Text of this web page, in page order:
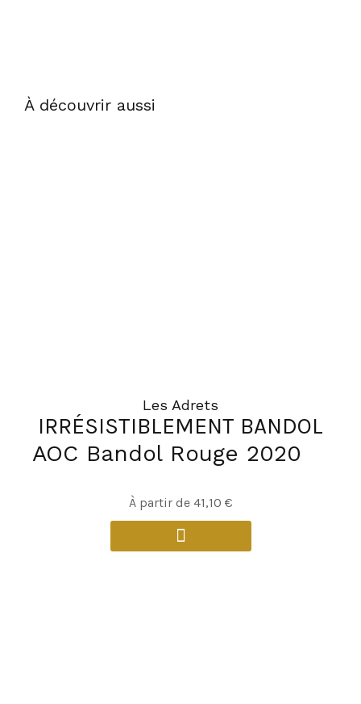
À découvrir aussi
Les Adrets
IRRÉSISTIBLEMENT BANDOL
AOC Bandol Rouge 2020
À partir de 41,10 €